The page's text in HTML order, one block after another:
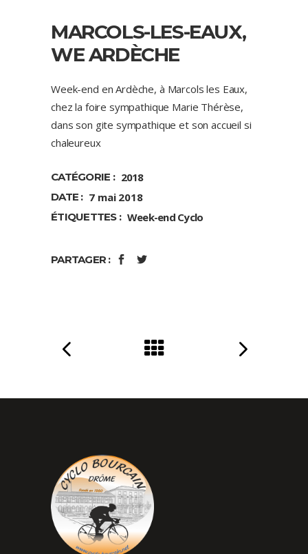
MARCOLS-LES-EAUX,
WE ARDÈCHE
Week-end en Ardèche, à Marcols les Eaux,
chez la foire sympathique Marie Thérèse,
dans son gite sympathique et son accueil si
chaleureux
CATÉGORIE : 2018
DATE : 7 mai 2018
ÉTIQUETTES : Week-end Cyclo
PARTAGER :